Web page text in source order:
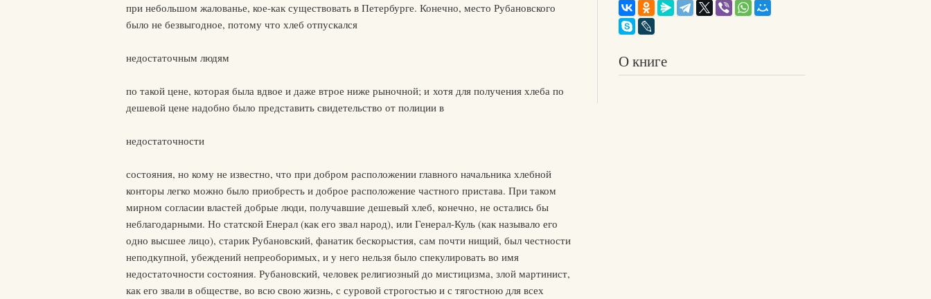
при небольшом жалованье, кое-как существовать в Петербурге. Конечно, место Рубановского
было не безвыгодное, потому что хлеб отпускался
недостаточным людям
по такой цене, которая была вдвое и даже втрое ниже рыночной; и хотя для получения хлеба по
дешевой цене надобно было представить свидетельство от полиции в
недостаточности
состояния, но кому не известно, что при добром расположении главного начальника хлебной
конторы легко можно было приобресть и доброе расположение частного пристава. При таком
мирном согласии властей добрые люди, получавшие дешевый хлеб, конечно, не остались бы
неблагодарными. Но статской Енерал (как его звал народ), или Генерал-Куль (как называло его
одно высшее лицо), старик Рубановский, фанатик бескорыстия, сам почти нищий, был честности
неподкупной, убеждений непреоборимых, и у него нельзя было спекулировать во имя
недостаточности состояния. Рубановский, человек религиозный до мистицизма, злой мартинист,
как его звали в обществе, во всю свою жизнь, с суровой строгостью и с тягостною для всех
О книге